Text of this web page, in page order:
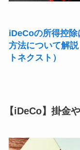
iDeCoの所得控除
方法について解
トネクスト）
【iDeCo】掛金